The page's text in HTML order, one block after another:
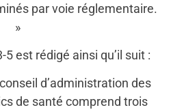
par voie réglementaire.
»
5 est rédigé ainsi qu’il suit :
d’administration des
de santé comprend trois